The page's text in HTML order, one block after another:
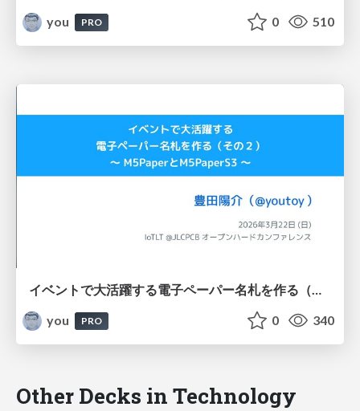
you
PRO 0 510
イベントで大活躍する電子ペーパー名札を作る（その２） 〜 M5PaperとM5PaperS3 〜 / IoTLT @ JLCPCB オープンハードカンファレンス
you
PRO 0 340
Other Decks in Technology